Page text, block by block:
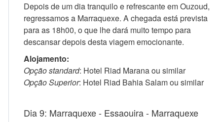
Depois de um dia tranquilo e refrescante em Ouzoud,
regressamos a Marraquexe. A chegada está prevista
para as 18h00, o que lhe dará muito tempo para
descansar depois desta viagem emocionante.
Alojamento:
Opção standard: Hotel Riad Marana ou similar
Opção Superior: Hotel Riad Bahia Salam ou similar
Dia 9: Marraquexe - Essaouira - Marraquexe